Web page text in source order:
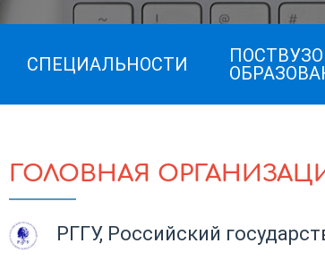
СПЕЦИАЛЬНОСТИ
ГОЛОВНАЯ
РГГУ, Российский